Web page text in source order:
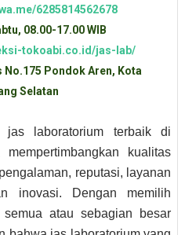
6285814562678
08.00-17.00 WIB
tokoabi.co.id/jas-lab/
Pondok Aren, Kota
Selatan
jas laboratorium terbaik di
kualitas
reputasi, layanan
inovasi. Dengan memilih
atau sebagian besar